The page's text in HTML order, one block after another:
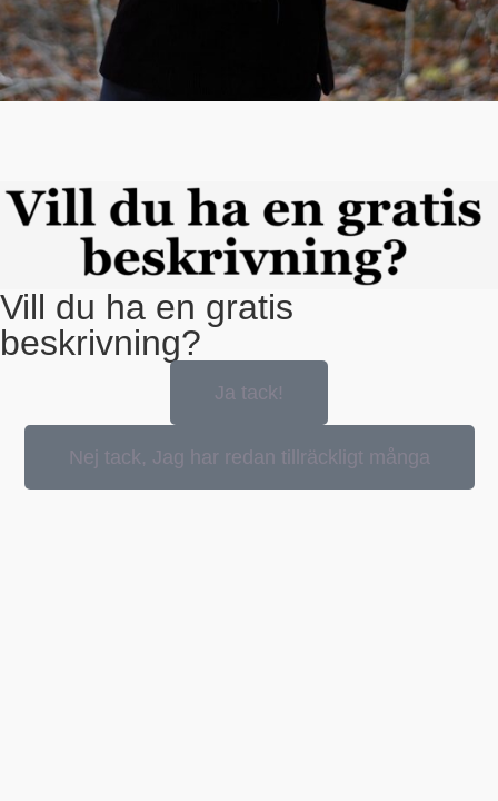
Vill du ha en gratis
beskrivning?
Ja tack!
Nej tack, Jag har redan tillräckligt många